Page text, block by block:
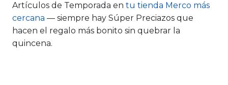
Artículos de Temporada en tu tienda Merco más
cercana — siempre hay Súper Preciazos que
hacen el regalo más bonito sin quebrar la
quincena.